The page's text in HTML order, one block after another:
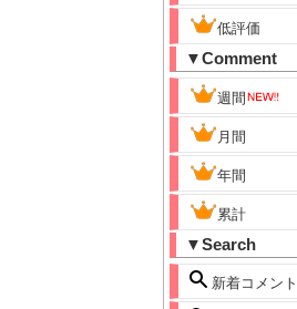
低評価
▼Comment
週間
月間
年間
累計
▼Search
新着コメント